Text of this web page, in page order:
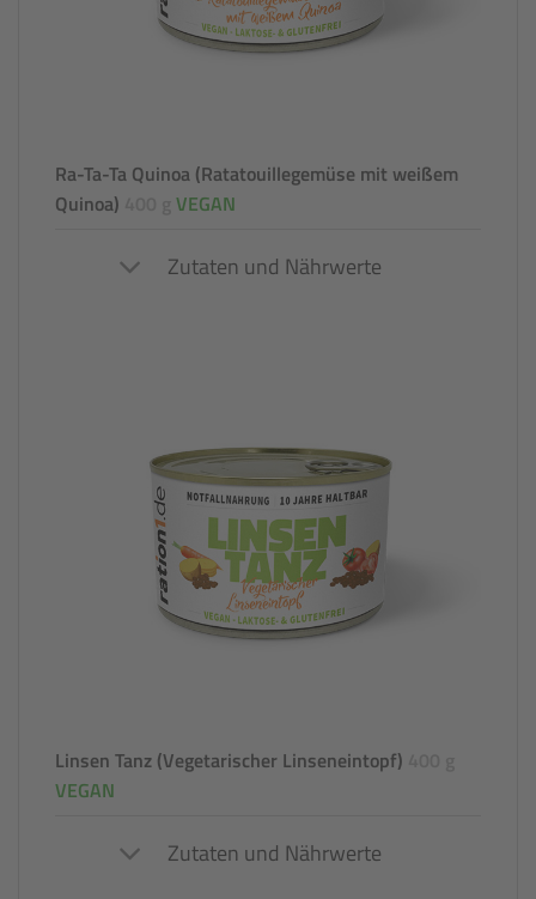
Ra-Ta-Ta Quinoa (Ratatouillegemüse mit weißem
Quinoa)
VEGAN
Zutaten und Nährwerte
Linsen Tanz (Vegetarischer Linseneintopf)
VEGAN
Zutaten und Nährwerte